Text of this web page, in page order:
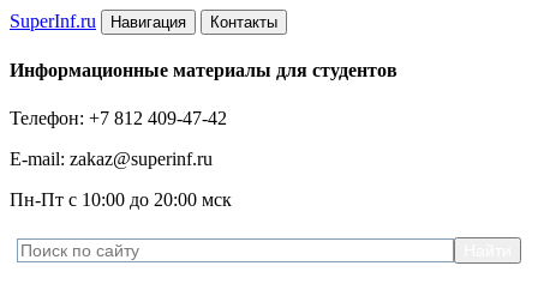
SuperInf.ru Навигация Контакты
Информационные материалы для студентов
Телефон: +7 812 409-47-42
E-mail: zakaz@superinf.ru
Пн-Пт с 10:00 до 20:00 мск